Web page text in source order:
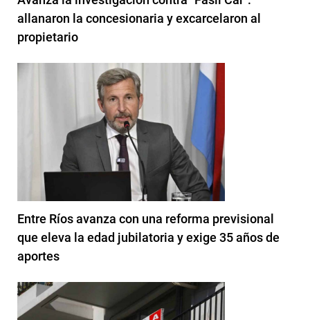
allanaron la concesionaria y excarcelaron al
propietario
Entre Ríos avanza con una reforma previsional
que eleva la edad jubilatoria y exige 35 años de
aportes